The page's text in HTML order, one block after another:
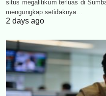
situs megalitikum terluas di
mengungkap setidaknya…
2 days ago